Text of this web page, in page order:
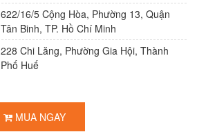
622/16/5 Cộng Hòa, Phường 13, Quận
Tân Binh, TP. Hồ Chí Minh
228 Chi Lăng, Phường Gia Hội, Thành
Phố Huế
MUA NGAY